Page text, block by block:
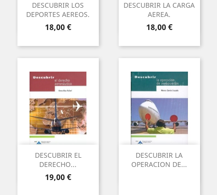
DESCUBRIR LOS
DEPORTES AEREOS.
Preu
18,00 €
DESCUBRIR LA CARGA
AEREA.
Preu
18,00 €
DESCUBRIR EL
DERECHO...
Preu
19,00 €
DESCUBRIR LA
OPERACION DE...